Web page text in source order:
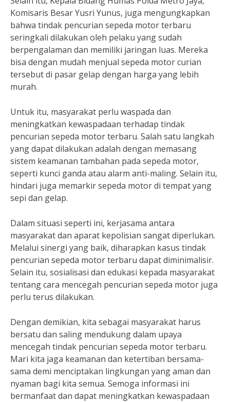
Komisaris Besar Yusri Yunus, juga mengungkapkan
bahwa tindak pencurian sepeda motor terbaru
seringkali dilakukan oleh pelaku yang sudah
berpengalaman dan memiliki jaringan luas. Mereka
bisa dengan mudah menjual sepeda motor curian
tersebut di pasar gelap dengan harga yang lebih
murah.
Untuk itu, masyarakat perlu waspada dan
meningkatkan kewaspadaan terhadap tindak
pencurian sepeda motor terbaru. Salah satu langkah
yang dapat dilakukan adalah dengan memasang
sistem keamanan tambahan pada sepeda motor,
seperti kunci ganda atau alarm anti-maling. Selain itu,
hindari juga memarkir sepeda motor di tempat yang
sepi dan gelap.
Dalam situasi seperti ini, kerjasama antara
masyarakat dan aparat kepolisian sangat diperlukan.
Melalui sinergi yang baik, diharapkan kasus tindak
pencurian sepeda motor terbaru dapat diminimalisir.
Selain itu, sosialisasi dan edukasi kepada masyarakat
tentang cara mencegah pencurian sepeda motor juga
perlu terus dilakukan.
Dengan demikian, kita sebagai masyarakat harus
bersatu dan saling mendukung dalam upaya
mencegah tindak pencurian sepeda motor terbaru.
Mari kita jaga keamanan dan ketertiban bersama-
sama demi menciptakan lingkungan yang aman dan
nyaman bagi kita semua. Semoga informasi ini
bermanfaat dan dapat meningkatkan kewaspadaan